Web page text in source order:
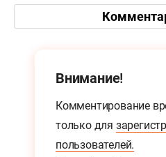
Внимание!
Комментирование
только для
пользователей.